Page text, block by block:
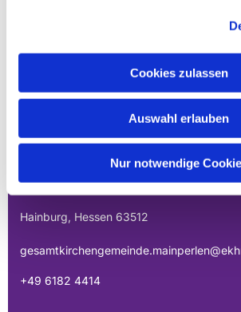
Cookies zulassen
Auswahl erlauben
Nur notwendige
EVANGELISCHE
MAINPERLEN
Uhlandstraße 1
Hainburg, Hessen 63512
+49 6182 4414